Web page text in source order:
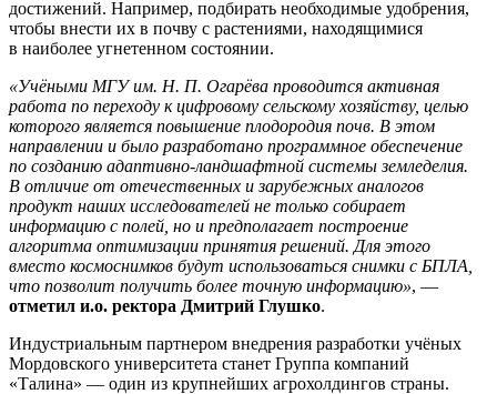
достижений. Например, подбирать необходимые удобрения,
чтобы внести их в почву с растениями, находящимися
в наиболее угнетенном состоянии.
«Учёными МГУ им. Н. П. Огарёва проводится активная
работа по переходу к цифровому сельскому хозяйству, целью
которого является повышение плодородия почв. В этом
направлении и было разработано программное обеспечение
по созданию адаптивно-ландшафтной системы земледелия.
В отличие от отечественных и зарубежных аналогов
продукт наших исследователей не только собирает
информацию с полей, но и предполагает построение
алгоритма оптимизации принятия решений. Для этого
вместо космоснимков будут использоваться снимки с БПЛА,
что позволит получить более точную информацию», —
отметил и.о. ректора Дмитрий Глушко.
Индустриальным партнером внедрения разработки учёных
Мордовского университета станет Группа компаний
«Талина» — один из крупнейших агрохолдингов страны.